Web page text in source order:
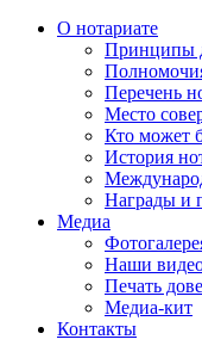
О нотариате
Принципы
Перечень
Место
Кто может
История
Награды и
Медиа
Наши
Печать
Медиа-кит
Контакты